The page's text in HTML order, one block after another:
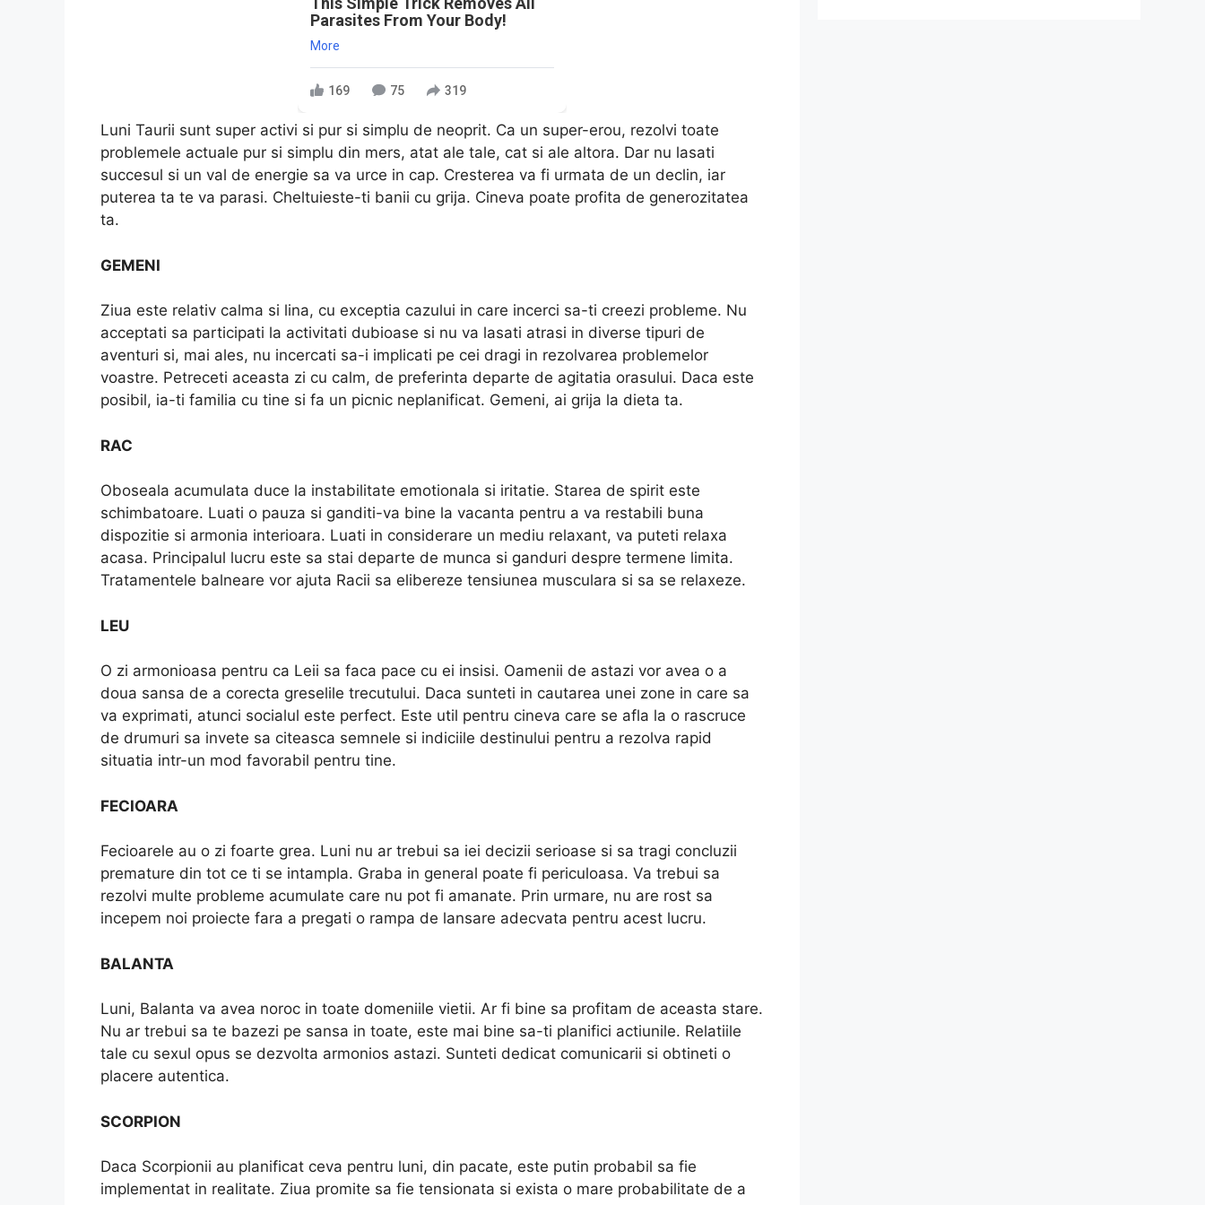
Parasites From Your Body!
More
169 75 319
Luni Taurii sunt super activi si pur si simplu de neoprit. Ca un super-erou, rezolvi toate
problemele actuale pur si simplu din mers, atat ale tale, cat si ale altora. Dar nu lasati
succesul si un val de energie sa va urce in cap. Cresterea va fi urmata de un declin, iar
puterea ta te va parasi. Cheltuieste-ti banii cu grija. Cineva poate profita de generozitatea
ta.
GEMENI
Ziua este relativ calma si lina, cu exceptia cazului in care incerci sa-ti creezi probleme. Nu
acceptati sa participati la activitati dubioase si nu va lasati atrasi in diverse tipuri de
aventuri si, mai ales, nu incercati sa-i implicati pe cei dragi in rezolvarea problemelor
voastre. Petreceti aceasta zi cu calm, de preferinta departe de agitatia orasului. Daca este
posibil, ia-ti familia cu tine si fa un picnic neplanificat. Gemeni, ai grija la dieta ta.
RAC
Oboseala acumulata duce la instabilitate emotionala si iritatie. Starea de spirit este
schimbatoare. Luati o pauza si ganditi-va bine la vacanta pentru a va restabili buna
dispozitie si armonia interioara. Luati in considerare un mediu relaxant, va puteti relaxa
acasa. Principalul lucru este sa stai departe de munca si ganduri despre termene limita.
Tratamentele balneare vor ajuta Racii sa elibereze tensiunea musculara si sa se relaxeze.
LEU
O zi armonioasa pentru ca Leii sa faca pace cu ei insisi. Oamenii de astazi vor avea o a
doua sansa de a corecta greselile trecutului. Daca sunteti in cautarea unei zone in care sa
va exprimati, atunci socialul este perfect. Este util pentru cineva care se afla la o rascruce
de drumuri sa invete sa citeasca semnele si indiciile destinului pentru a rezolva rapid
situatia intr-un mod favorabil pentru tine.
FECIOARA
Fecioarele au o zi foarte grea. Luni nu ar trebui sa iei decizii serioase si sa tragi concluzii
premature din tot ce ti se intampla. Graba in general poate fi periculoasa. Va trebui sa
rezolvi multe probleme acumulate care nu pot fi amanate. Prin urmare, nu are rost sa
incepem noi proiecte fara a pregati o rampa de lansare adecvata pentru acest lucru.
BALANTA
Luni, Balanta va avea noroc in toate domeniile vietii. Ar fi bine sa profitam de aceasta stare.
Nu ar trebui sa te bazezi pe sansa in toate, este mai bine sa-ti planifici actiunile. Relatiile
tale cu sexul opus se dezvolta armonios astazi. Sunteti dedicat comunicarii si obtineti o
placere autentica.
SCORPION
Daca Scorpionii au planificat ceva pentru luni, din pacate, este putin probabil sa fie
implementat in realitate. Ziua promite sa fie tensionata si exista o mare probabilitate de a